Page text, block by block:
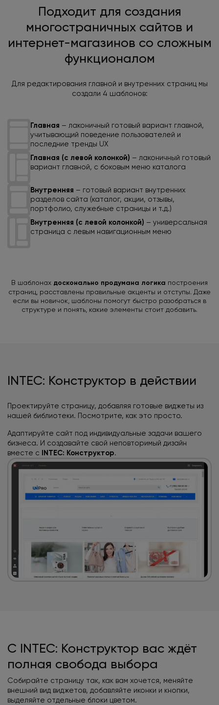
Подходит для создания
многостраничных сайтов и
интернет-магазинов со сложным
функционалом
Для редактирования главной и внутренних страниц мы
создали 4 шаблонов:
Главная – лаконичный готовый вариант главной,
учитывающий поведение пользователей и
последние тренды UX
Главная (с левой колонкой) – лаконичный готовый
вариант главной, с боковым меню каталога
Внутренняя – готовый вариант внутренних
разделов сайта (каталог, акции, отзывы,
портфолио, служебные страницы и т.д.)
Внутренняя (с левой колонкой) – универсальная
страница с левым навигационным меню
В шаблонах досконально продумана логика построения
страниц, расставлены правильные акценты и отступы. Даже
если вы новичок, шаблоны помогут быстро разобраться в
структуре и понять, какие элементы стоит добавить.
INTEC: Конструктор в действии
Проектируйте страницу, добавляя готовые виджеты из
нашей библиотеки. Посмотрите, как это просто.
Адаптируйте сайт под индивидуальные задачи вашего
бизнеса. И создавайте свой неповторимый дизайн
вместе с INTEC: Конструктор.
С INTEC: Конструктор вас ждёт
полная свобода выбора
Собирайте страницу так, как вам хочется, меняйте
внешний вид виджетов, добавляйте иконки и кнопки,
выделяйте отдельные блоки цветом.